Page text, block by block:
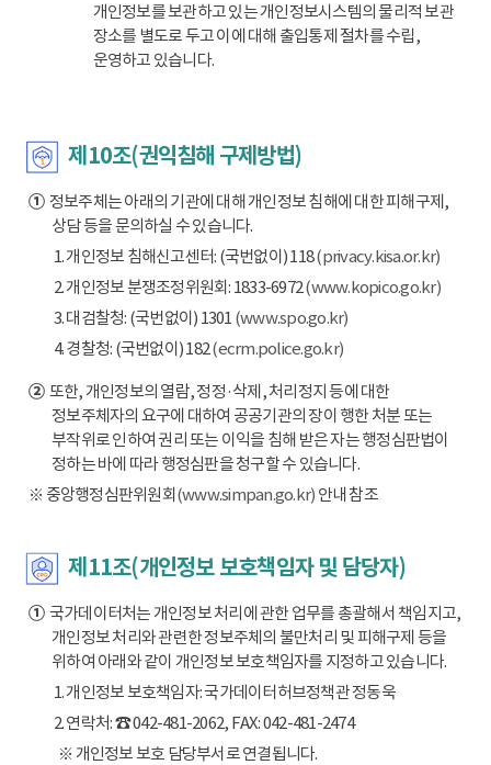
개인정보를 보관하고 있는 개인정보시스템의 물리적 보관
장소를 별도로 두고 이에 대해 출입통제 절차를 수립,
운영하고 있습니다.
제10조(권익침해 구제방법)
①정보주체는 아래의 기관에 대해 개인정보 침해에 대한 피해구제,
상담 등을 문의하실 수 있습니다.
1. 개인정보 침해신고센터: (국번없이) 118(privacy.kisa.or.kr)
2. 개인정보 분쟁조정위원회: 1833-6972(www.kopico.go.kr)
3. 대검찰청: (국번없이) 1301 (www.spo.go.kr)
4. 경찰청: (국번없이) 182(ecrm.police.go.kr)
②또한, 개인정보의 열람, 정정·삭제, 처리정지 등에 대한
정보주체자의 요구에 대하여 공공기관의 장이 행한 처분 또는
부작위로 인하여 권리 또는 이익을 침해 받은 자는 행정심판법이
정하는 바에 따라 행정심판을 청구할 수 있습니다.
※ 중앙행정심판위원회(www.simpan.go.kr) 안내 참조
제11조(개인정보 보호책임자 및 담당자)
①국가데이터처는 개인정보 처리에 관한 업무를 총괄해서 책임지고,
개인정보 처리와 관련한 정보주체의 불만처리 및 피해구제 등을
위하여 아래와 같이 개인정보 보호책임자를 지정하고 있습니다.
1. 개인정보 보호책임자: 국가데이터허브정책관 정동욱
2. 연락처: ☎ 042-481-2062, FAX: 042-481-2474
※ 개인정보 보호 담당부서로 연결됩니다.